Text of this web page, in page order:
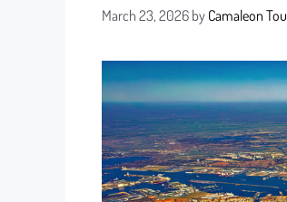
March 23, 2026byCamaleon